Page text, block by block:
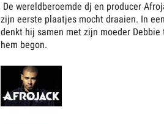
De wereldberoemde dj en producer
zijn eerste plaatjes mocht draaien. In
denkt hij samen met zijn moeder
hem begon.